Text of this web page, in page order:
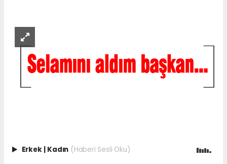
Erkek Kadın (Haberi Sesli Oku)